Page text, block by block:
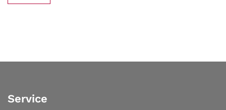
Service